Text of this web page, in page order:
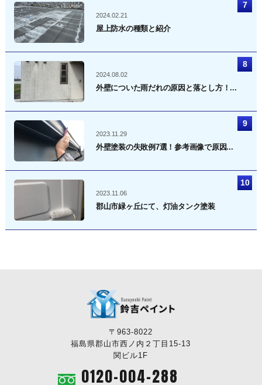
2024.02.21
屋上防水の種類と紹介
2024.08.02
外壁についた雨だれの原因と落とし方！...
2023.11.29
外壁塗装の失敗例7選！参考画像で原因...
2023.11.06
郡山市緑ヶ丘にて、灯油タンク塗装
〒963-8022
福島県郡山市西ノ内２丁目15-13
関ビル1F
0120-004-288